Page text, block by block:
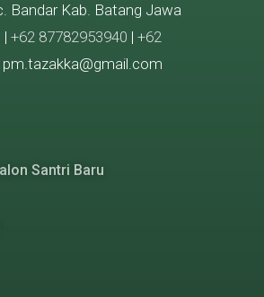
Bandar Kab. Batang Jawa
+62 87782953940 | +62
pm.tazakka@gmail.com
Santri Baru